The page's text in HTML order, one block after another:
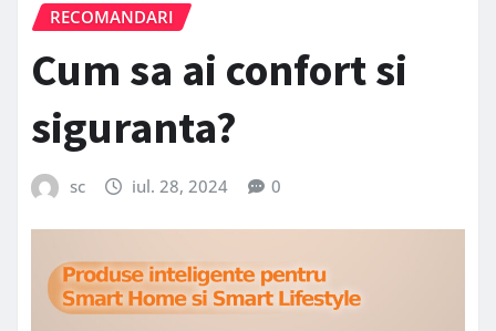
RECOMANDARI
Cum sa ai confort si
siguranta?
sc iul. 28, 2024 0